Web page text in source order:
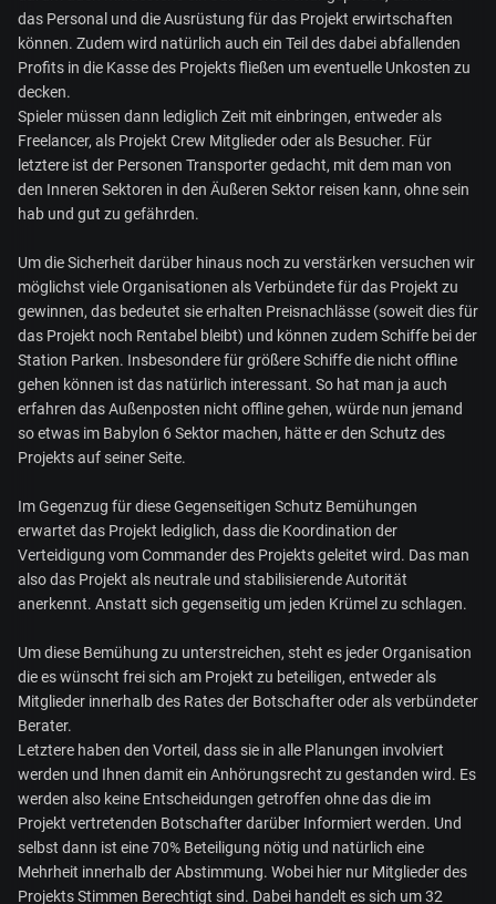
das Personal und die Ausrüstung für das Projekt erwirtschaften
können. Zudem wird natürlich auch ein Teil des dabei abfallenden
Profits in die Kasse des Projekts fließen um eventuelle Unkosten zu
decken.
Spieler müssen dann lediglich Zeit mit einbringen, entweder als
Freelancer, als Projekt Crew Mitglieder oder als Besucher. Für
letztere ist der Personen Transporter gedacht, mit dem man von
den Inneren Sektoren in den Äußeren Sektor reisen kann, ohne sein
hab und gut zu gefährden.
Um die Sicherheit darüber hinaus noch zu verstärken versuchen wir
möglichst viele Organisationen als Verbündete für das Projekt zu
gewinnen, das bedeutet sie erhalten Preisnachlässe (soweit dies für
das Projekt noch Rentabel bleibt) und können zudem Schiffe bei der
Station Parken. Insbesondere für größere Schiffe die nicht offline
gehen können ist das natürlich interessant. So hat man ja auch
erfahren das Außenposten nicht offline gehen, würde nun jemand
so etwas im Babylon 6 Sektor machen, hätte er den Schutz des
Projekts auf seiner Seite.
Im Gegenzug für diese Gegenseitigen Schutz Bemühungen
erwartet das Projekt lediglich, dass die Koordination der
Verteidigung vom Commander des Projekts geleitet wird. Das man
also das Projekt als neutrale und stabilisierende Autorität
anerkennt. Anstatt sich gegenseitig um jeden Krümel zu schlagen.
Um diese Bemühung zu unterstreichen, steht es jeder Organisation
die es wünscht frei sich am Projekt zu beteiligen, entweder als
Mitglieder innerhalb des Rates der Botschafter oder als verbündeter
Berater.
Letztere haben den Vorteil, dass sie in alle Planungen involviert
werden und Ihnen damit ein Anhörungsrecht zu gestanden wird. Es
werden also keine Entscheidungen getroffen ohne das die im
Projekt vertretenden Botschafter darüber Informiert werden. Und
selbst dann ist eine 70% Beteiligung nötig und natürlich eine
Mehrheit innerhalb der Abstimmung. Wobei hier nur Mitglieder des
Projekts Stimmen Berechtigt sind. Dabei handelt es sich um 32